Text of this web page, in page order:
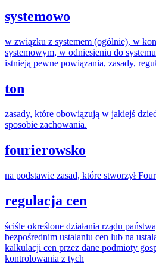
systemowo
w związku z systemem (ogólnie), w
systemowym, w odniesieniu do
istnieją pewne powiązania, zasady,
ton
zasady, które obowiązują w jakiejś
sposobie zachowania.
fourierowsko
na podstawie zasad, które stworzył
regulacja cen
ściśle określone działania rządu
bezpośrednim ustalaniu cen lub na
kalkulacji cen przez dane podmioty
kontrolowania z tych